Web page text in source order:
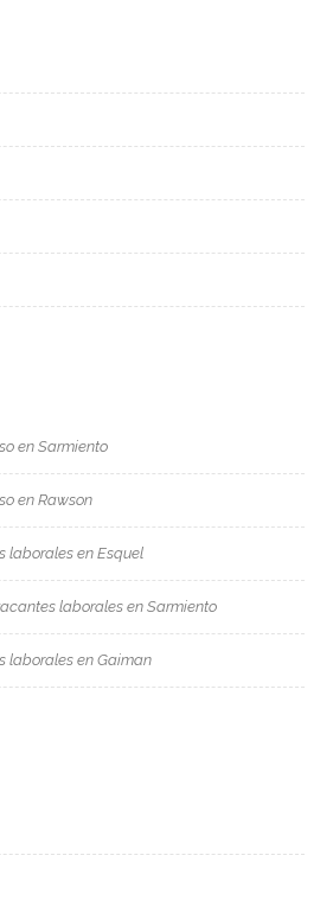
en Sarmiento
en Rawson
laborales en Esquel
laborales en Sarmiento
laborales en Gaiman